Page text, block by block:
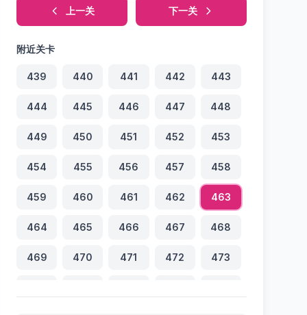
上一关 下一关
附近关卡
439 440 441 442 443
444 445 446 447 448
449 450 451 452 453
454 455 456 457 458
459 460 461 462 463
464 465 466 467 468
469 470 471 472 473